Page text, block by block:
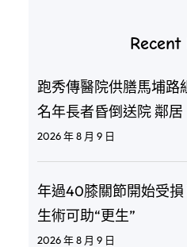
Recent
跑秀傳醫院供膳馬埔路
名年長者昏倒送院 鄰
2026 年 8 月 9 日
年過40膝關節開始受
生術可助“更生”
2026 年 8 月 9 日